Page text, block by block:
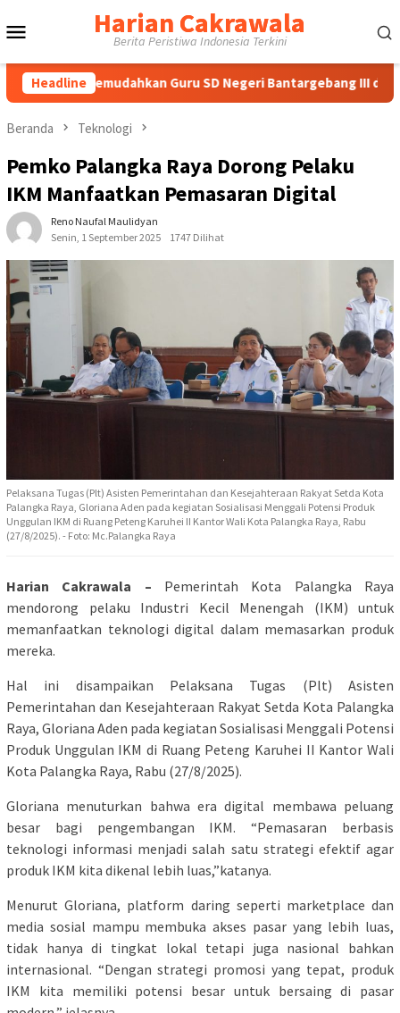
ke
Harian Cakrawala
Berita Peristiwa Indonesia Terkini
Headline Guru SD Negeri Bantargebang III dalam
Beranda Teknologi
Pemko Palangka Raya Dorong Pelaku
IKM Manfaatkan Pemasaran Digital
Reno Naufal Maulidyan
Senin, 1 September 2025
1747 Dilihat
Pelaksana Tugas (Plt) Asisten Pemerintahan dan Kesejahteraan Rakyat Setda Kota
Palangka Raya, Gloriana Aden pada kegiatan Sosialisasi Menggali Potensi Produk
Unggulan IKM di Ruang Peteng Karuhei II Kantor Wali Kota Palangka Raya, Rabu
(27/8/2025). - Foto: Mc.Palangka Raya
Harian Cakrawala – Pemerintah Kota Palangka Raya
mendorong pelaku Industri Kecil Menengah (IKM) untuk
memanfaatkan teknologi digital dalam memasarkan produk
mereka.
Hal ini disampaikan Pelaksana Tugas (Plt) Asisten
Pemerintahan dan Kesejahteraan Rakyat Setda Kota Palangka
Raya, Gloriana Aden pada kegiatan Sosialisasi Menggali Potensi
Produk Unggulan IKM di Ruang Peteng Karuhei II Kantor Wali
Kota Palangka Raya, Rabu (27/8/2025).
Gloriana menuturkan bahwa era digital membawa peluang
besar bagi pengembangan IKM. “Pemasaran berbasis
teknologi informasi menjadi salah satu strategi efektif agar
produk IKM kita dikenal lebih luas,”katanya.
Menurut Gloriana, platform daring seperti marketplace dan
media sosial mampu membuka akses pasar yang lebih luas,
tidak hanya di tingkat lokal tetapi juga nasional bahkan
internasional. “Dengan strategi promosi yang tepat, produk
IKM kita memiliki potensi besar untuk bersaing di pasar